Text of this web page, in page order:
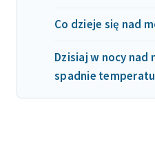
Co dzieje się nad
Dzisiaj w nocy
spadnie